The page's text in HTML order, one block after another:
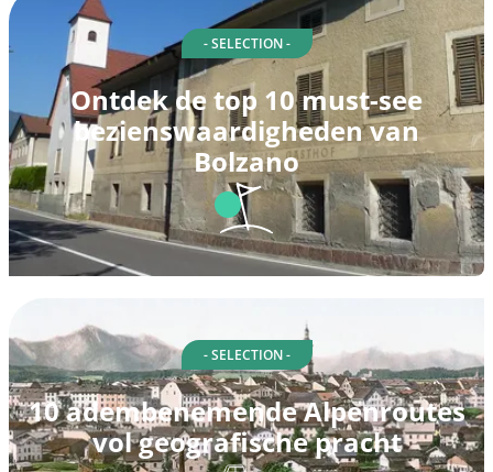
- SELECTION -
Ontdek de top 10 must-see
bezienswaardigheden van
Bolzano
- SELECTION -
10 adembenemende Alpenroutes
vol geografische pracht